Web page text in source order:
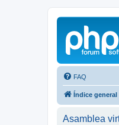
FAQ
Índice general
Asamblea